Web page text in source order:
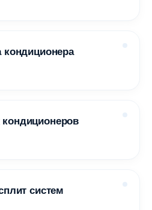
кондиционера
систем